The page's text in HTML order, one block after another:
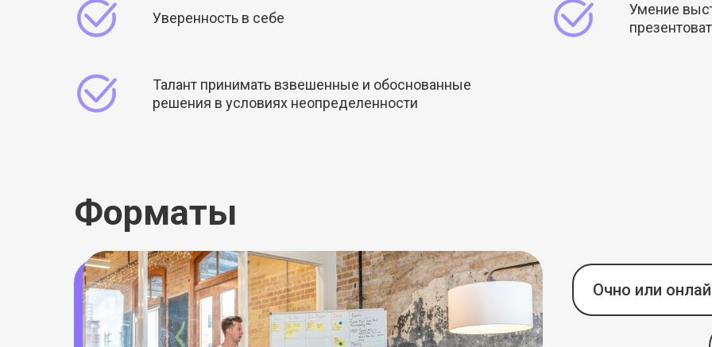
Уверенность в себе
Умение
Талант принимать взвешенные и обоснованные
решения в условиях неопределенности
Форматы
Очно или